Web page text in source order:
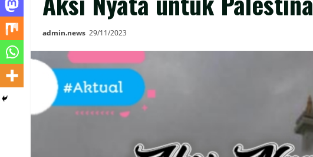
admin.news 29/11/2023